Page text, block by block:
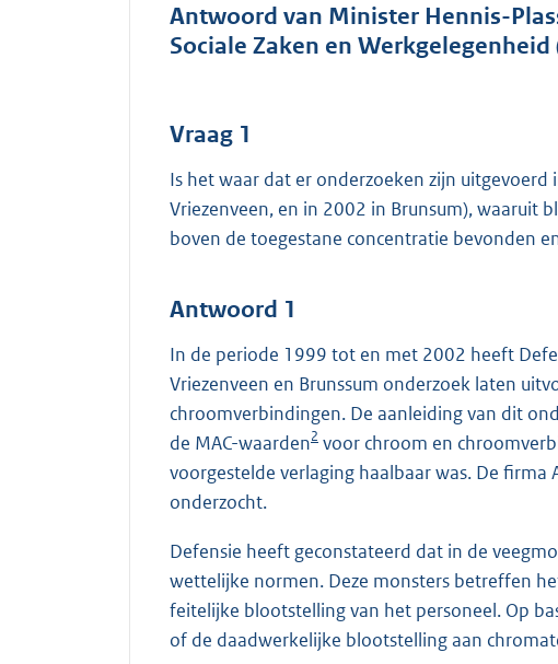
Antwoord van Minister Hennis-
Sociale Zaken en
Vraag 1
Is het waar dat er onderzoeken zijn
Vriezenveen, en in 2002 in Brunsum), waaruit
boven de toegestane concentratie bevonden
Antwoord 1
In de periode 1999 tot en met 2002 heeft
Vriezenveen en Brunssum onderzoek laten
chroomverbindingen. De aanleiding van dit
de MAC-waarden2 voor chroom en
voorgestelde verlaging haalbaar was. De firma
onderzocht.
Defensie heeft geconstateerd dat in de
wettelijke normen. Deze monsters betreffen
feitelijke blootstelling van het personeel. Op
of de daadwerkelijke blootstelling aan